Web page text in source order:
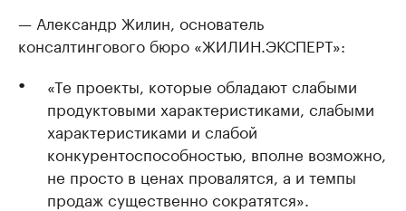
— Александр Жилин, основатель
консалтингового бюро «ЖИЛИН.ЭКСПЕРТ»:
«Те проекты, которые обладают слабыми
продуктовыми характеристиками, слабыми
характеристиками и слабой
конкурентоспособностью, вполне возможно,
не просто в ценах провалятся, а и темпы
продаж существенно сократятся».